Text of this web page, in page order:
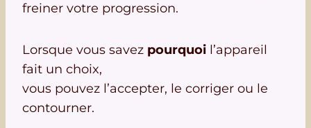
freiner votre progression.
Lorsque vous savez pourquoi l’appareil
fait un choix,
vous pouvez l’accepter, le corriger ou le
contourner.